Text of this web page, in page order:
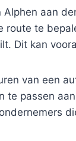
Alphen aan
route te
Dit kan
van een
te passen